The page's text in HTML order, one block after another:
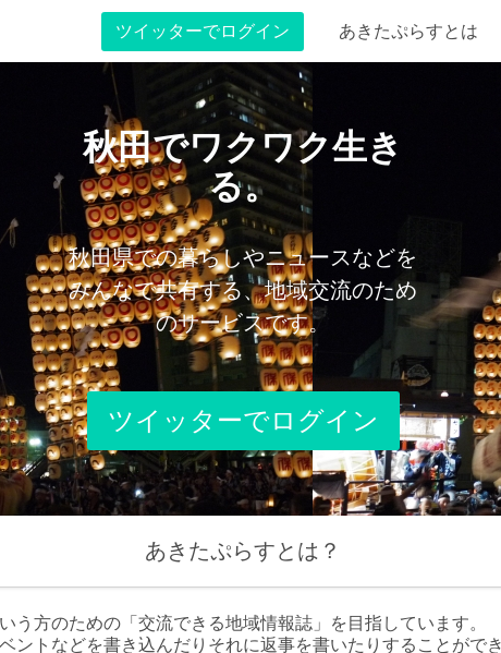
ツイッターでログイン あきたぷらすとは
秋田でワクワク生き
る。
秋田県での暮らしやニュースなどを
みんなで共有する、地域交流のため
のサービスです。
ツイッターでログイン
あきたぷらすとは？
方のための「交流できる地域情報誌」を目指しています。
ントなどを書き込んだりそれに返事を書いたりすることができ